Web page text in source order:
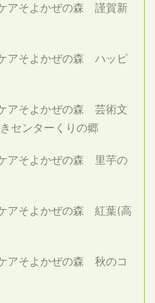
アそよかぜの森 謹賀新
アそよかぜの森 ハッピ
アそよかぜの森 芸術文
センターくりの郷
アそよかぜの森 里芋の
アそよかぜの森 紅葉(高
アそよかぜの森 秋のコ